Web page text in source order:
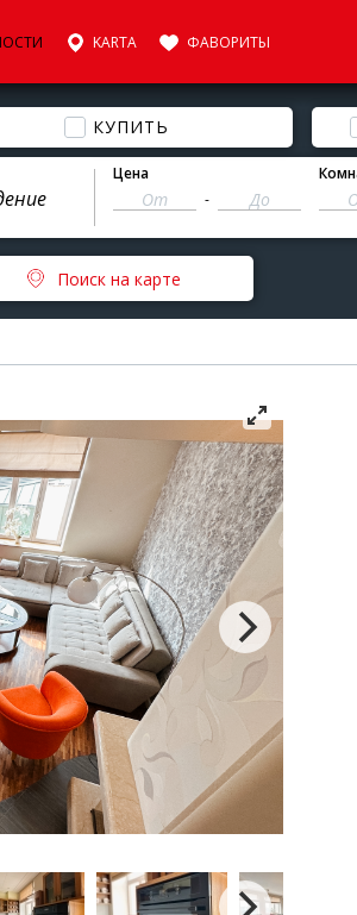
KARTA ФАВОРИТЫ
КУПИТЬ
Цена
-
Поиск на карте